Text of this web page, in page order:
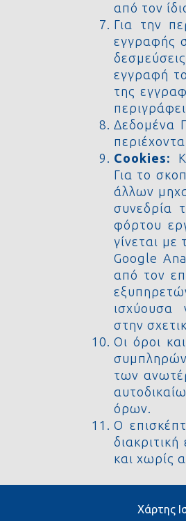
από τον
Για την
εγγραφής
εγγραφή
της
Δεδομένα
Cookies:
Για το
άλλων
συνεδρία
φόρτου
γίνεται
Google
από τον
ισχύουσα
στην
Οι όροι
των
όρων.
Ο
και χωρίς
Χάρτης